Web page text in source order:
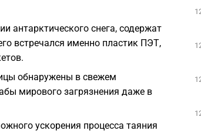
антарктического снега, содержат
встречался именно пластик ПЭТ,
обнаружены в свежем
мирового загрязнения даже в
ускорения процесса таяния